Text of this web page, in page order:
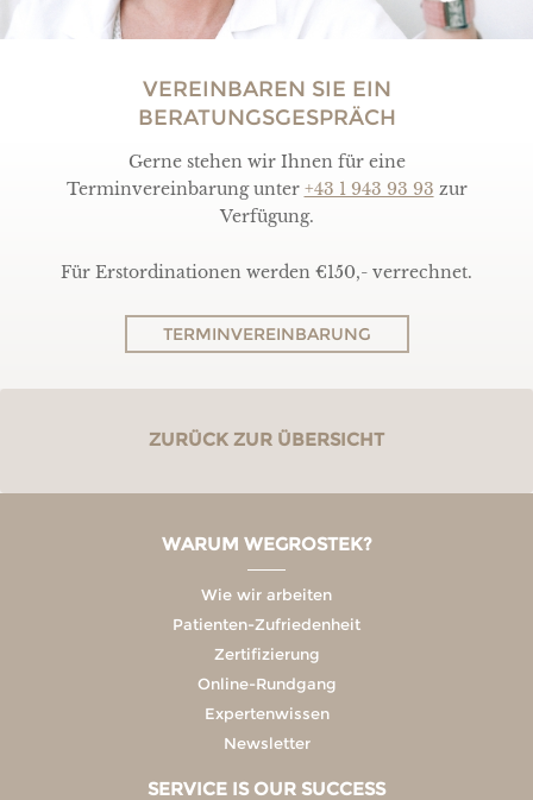
VEREINBAREN SIE EIN
BERATUNGSGESPRÄCH
Gerne stehen wir Ihnen für eine
Terminvereinbarung unter +43 1 943 93 93 zur
Verfügung.
Für Erstordinationen werden €150,- verrechnet.
TERMINVEREINBARUNG
ZURÜCK ZUR ÜBERSICHT
WARUM WEGROSTEK?
Wie wir arbeiten
Patienten-Zufriedenheit
Zertifizierung
Online-Rundgang
Expertenwissen
Newsletter
SERVICE IS OUR SUCCESS